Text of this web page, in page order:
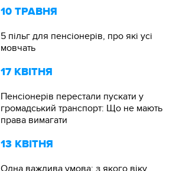
10 ТРАВНЯ
5 пільг для пенсіонерів, про які усі
мовчать
17 КВІТНЯ
Пенсіонерів перестали пускати у
громадський транспорт: Що не мають
права вимагати
13 КВІТНЯ
Одна важлива умова: з якого віку